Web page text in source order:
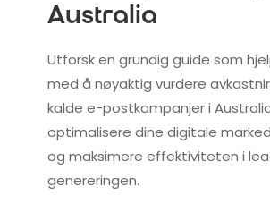
Australia
Utforsk en grundig guide som
med å nøyaktig vurdere
kalde e-postkampanjer i
optimalisere dine digitale
og maksimere effektiviteten i
genereringen.